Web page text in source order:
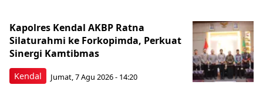
Kendal
Kapolres Kendal AKBP Ratna
Silaturahmi ke Forkopimda, Perkuat
Sinergi Kamtibmas
Jumat, 7 Agu 2026 - 14:20